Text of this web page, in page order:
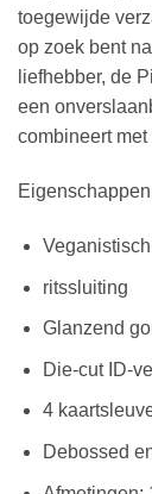
toegewijde
op zoek bent
liefhebber, de
een
combineert
ritssluiting
Glanzend
Die-cut ID-
4
Debossed